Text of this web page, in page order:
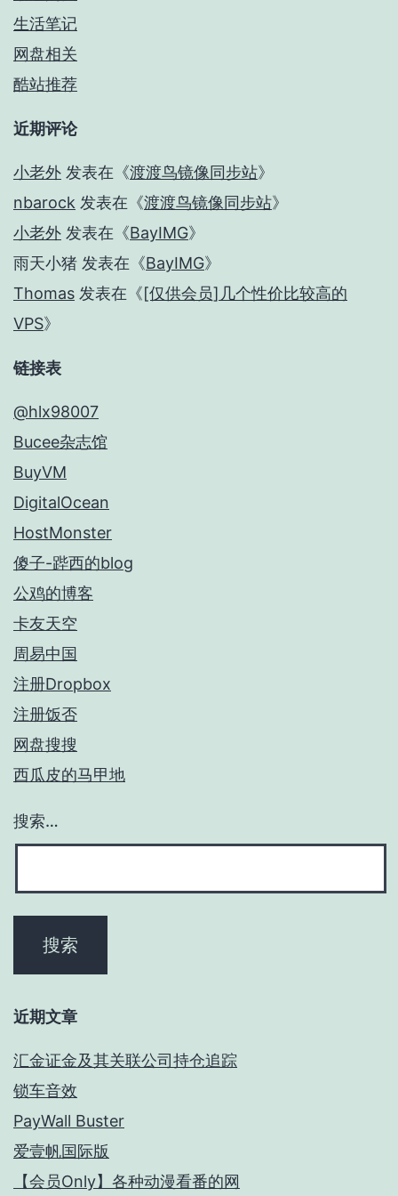
生活笔记
网盘相关
酷站推荐
近期评论
小老外 发表在《渡渡鸟镜像同步站》
nbarock 发表在《渡渡鸟镜像同步站》
小老外 发表在《BayIMG》
雨天小猪 发表在《BayIMG》
Thomas 发表在《[仅供会员]几个性价比较高的
VPS》
链接表
@hlx98007
Bucee杂志馆
BuyVM
DigitalOcean
HostMonster
傻子-跸西的blog
公鸡的博客
卡友天空
周易中国
注册Dropbox
注册饭否
网盘搜搜
西瓜皮的马甲地
搜索…
近期文章
汇金证金及其关联公司持仓追踪
锁车音效
PayWall Buster
爱壹帆国际版
【会员Only】各种动漫看番的网